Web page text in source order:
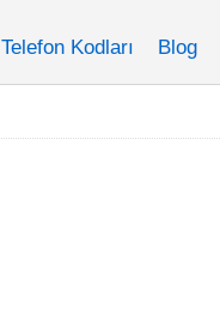
Telefon Kodları Blog